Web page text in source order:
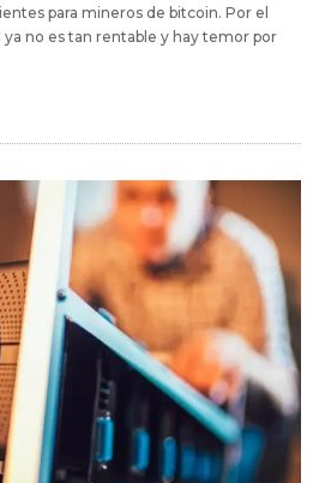
para mineros de bitcoin. Por el
no es tan rentable y hay temor por